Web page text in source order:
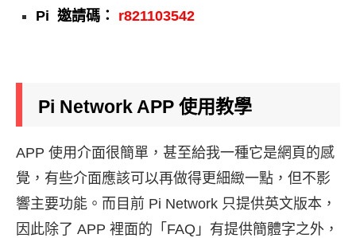
Pi 邀請碼： r821103542
Pi Network APP 使用教學
APP 使用介面很簡單，甚至給我一種它是網頁的感
覺，有些介面應該可以再做得更細緻一點，但不影
響主要功能。而目前 Pi Network 只提供英文版本，
因此除了 APP 裡面的「FAQ」有提供簡體字之外，